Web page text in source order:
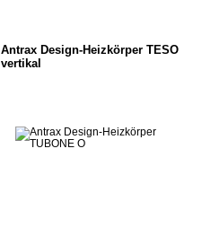
Antrax Design-Heizkörper TESO
vertikal